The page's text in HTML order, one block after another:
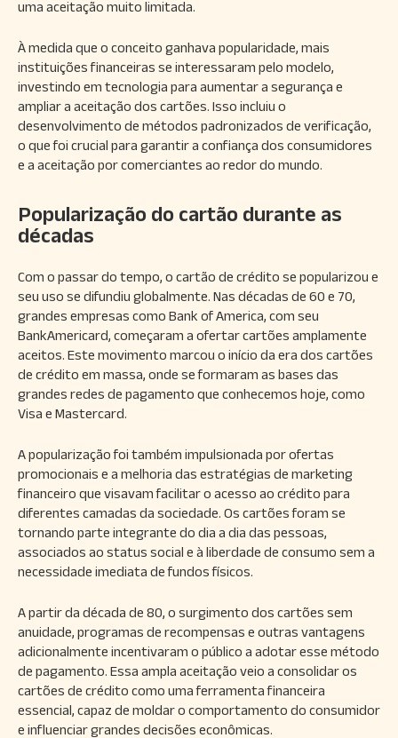
uma aceitação muito limitada.
À medida que o conceito ganhava popularidade, mais
instituições financeiras se interessaram pelo modelo,
investindo em tecnologia para aumentar a segurança e
ampliar a aceitação dos cartões. Isso incluiu o
desenvolvimento de métodos padronizados de verificação,
o que foi crucial para garantir a confiança dos consumidores
e a aceitação por comerciantes ao redor do mundo.
Popularização do cartão durante as
décadas
Com o passar do tempo, o cartão de crédito se popularizou e
seu uso se difundiu globalmente. Nas décadas de 60 e 70,
grandes empresas como Bank of America, com seu
BankAmericard, começaram a ofertar cartões amplamente
aceitos. Este movimento marcou o início da era dos cartões
de crédito em massa, onde se formaram as bases das
grandes redes de pagamento que conhecemos hoje, como
Visa e Mastercard.
A popularização foi também impulsionada por ofertas
promocionais e a melhoria das estratégias de marketing
financeiro que visavam facilitar o acesso ao crédito para
diferentes camadas da sociedade. Os cartões foram se
tornando parte integrante do dia a dia das pessoas,
associados ao status social e à liberdade de consumo sem a
necessidade imediata de fundos físicos.
A partir da década de 80, o surgimento dos cartões sem
anuidade, programas de recompensas e outras vantagens
adicionalmente incentivaram o público a adotar esse método
de pagamento. Essa ampla aceitação veio a consolidar os
cartões de crédito como uma ferramenta financeira
essencial, capaz de moldar o comportamento do consumidor
e influenciar grandes decisões econômicas.